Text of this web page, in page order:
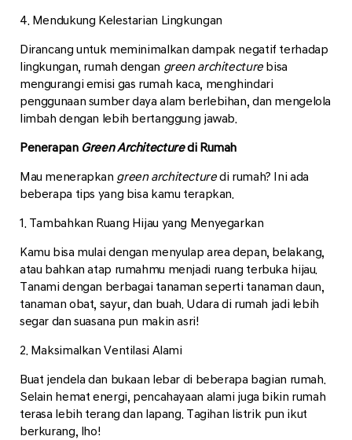
4. Mendukung Kelestarian Lingkungan
Dirancang untuk meminimalkan dampak negatif terhadap
lingkungan, rumah dengan green architecturebisa
mengurangi emisi gas rumah kaca, menghindari
penggunaan sumber daya alam berlebihan, dan mengelola
limbah dengan lebih bertanggung jawab.
Penerapan Green Architecturedi Rumah
Mau menerapkan green architecturedi rumah? Ini ada
beberapa tips yang bisa kamu terapkan.
1. Tambahkan Ruang Hijau yang Menyegarkan
Kamu bisa mulai dengan menyulap area depan, belakang,
atau bahkan atap rumahmu menjadi ruang terbuka hijau.
Tanami dengan berbagai tanaman seperti tanaman daun,
tanaman obat, sayur, dan buah. Udara di rumah jadi lebih
segar dan suasana pun makin asri!
2. Maksimalkan Ventilasi Alami
Buat jendela dan bukaan lebar di beberapa bagian rumah.
Selain hemat energi, pencahayaan alami juga bikin rumah
terasa lebih terang dan lapang. Tagihan listrik pun ikut
berkurang, lho!